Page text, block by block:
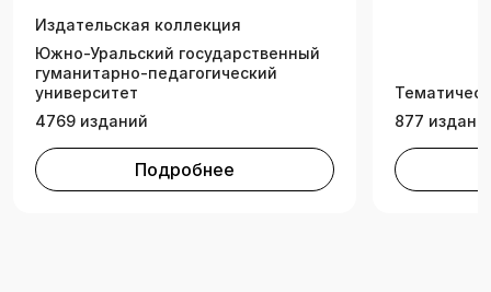
деятельности».
Издательская коллекция
Южно-Уральский государственный
гуманитарно-педагогический
университет
4769 изданий
Подробнее
877